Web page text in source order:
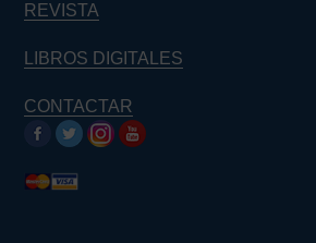
REVISTA
LIBROS DIGITALES
CONTACTAR